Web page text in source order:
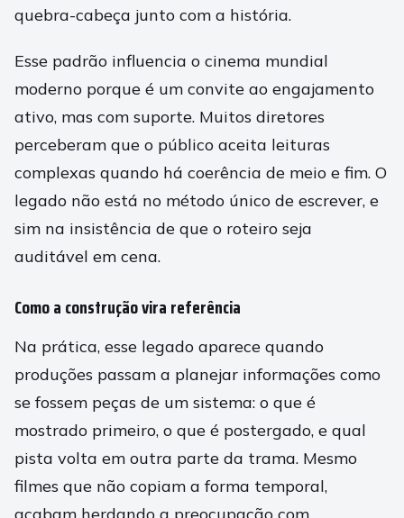
quebra-cabeça junto com a história.
Esse padrão influencia o cinema mundial
moderno porque é um convite ao engajamento
ativo, mas com suporte. Muitos diretores
perceberam que o público aceita leituras
complexas quando há coerência de meio e fim. O
legado não está no método único de escrever, e
sim na insistência de que o roteiro seja
auditável em cena.
Como a construção vira referência
Na prática, esse legado aparece quando
produções passam a planejar informações como
se fossem peças de um sistema: o que é
mostrado primeiro, o que é postergado, e qual
pista volta em outra parte da trama. Mesmo
filmes que não copiam a forma temporal,